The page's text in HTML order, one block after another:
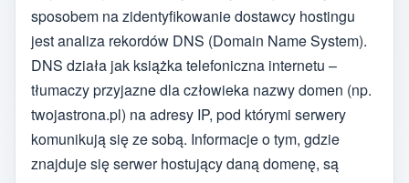
sposobem na zidentyfikowanie dostawcy hostingu
jest analiza rekordów DNS (Domain Name System).
DNS działa jak książka telefoniczna internetu –
tłumaczy przyjazne dla człowieka nazwy domen (np.
twojastrona.pl) na adresy IP, pod którymi serwery
komunikują się ze sobą. Informacje o tym, gdzie
znajduje się serwer hostujący daną domenę, są